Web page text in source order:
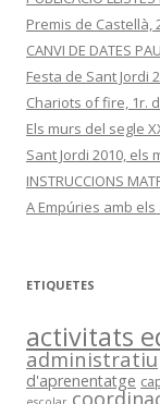
Premis de Castellà,
CANVI DE DATES
Festa de Sant Jordi
Chariots of fire, 1r.
Els murs del segle
Sant Jordi 2010, els
INSTRUCCIONS
A Empúries amb els
ETIQUETES
activitats
administratiu
d'aprenentatge